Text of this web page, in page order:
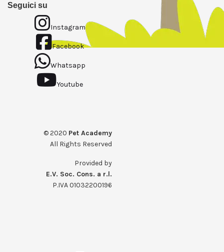
Seguici su
Instagram
Facebook
Whatsapp
Youtube
© 2020 Pet Academy
All Rights Reserved
Provided by
E.V. Soc. Cons. a r.l.
P.IVA 01032200196